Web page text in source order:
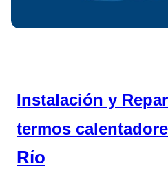
Instalación y
termos
Río